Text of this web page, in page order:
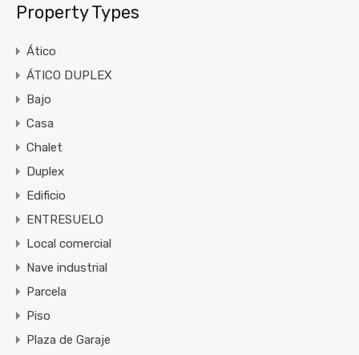
Property Types
Ático
ÁTICO DUPLEX
Bajo
Casa
Chalet
Duplex
Edificio
ENTRESUELO
Local comercial
Nave industrial
Parcela
Piso
Plaza de Garaje